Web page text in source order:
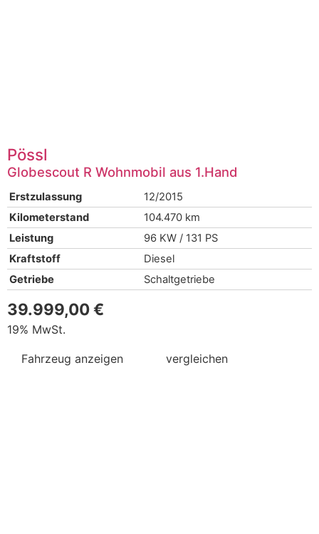
Pössl
Globescout R Wohnmobil aus 1.Hand
Erstzulassung
12/2015
Kilometerstand
104.470 km
Leistung
96 KW / 131 PS
Kraftstoff
Diesel
Getriebe
Schaltgetriebe
39.999,00 €
19% MwSt.
Fahrzeug anzeigen vergleichen